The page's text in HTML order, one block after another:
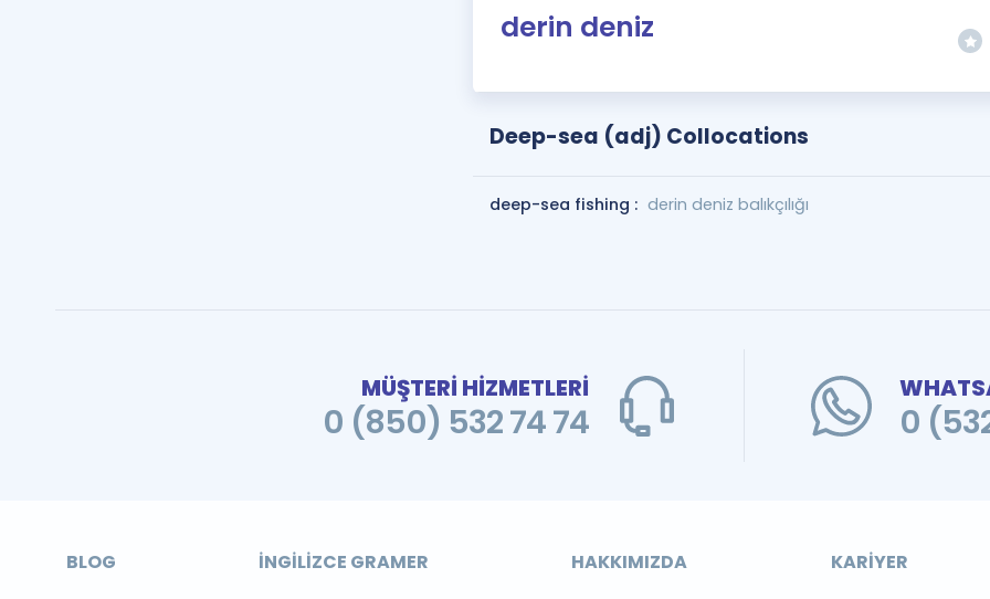
derin deniz
Deep-sea (adj) Collocations
deep-sea fishing : derin deniz balıkçılığı
MÜŞTERİ HİZMETLERİ
0 (850) 532 74 74 0
BLOG İNGILIZCE GRAMER HAKKIMIZDA KARIYER